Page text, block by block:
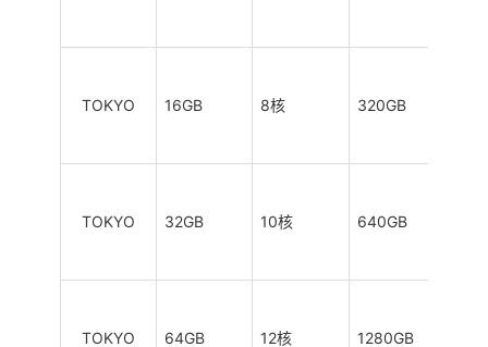
TOKYO 16GB 8核 320GB
TOKYO 32GB 10核 640GB
TOKYO 64GB 12核 1280GB